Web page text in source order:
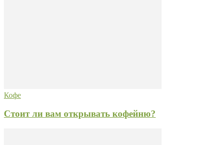
Кофе
Стоит ли вам открывать кофейню?